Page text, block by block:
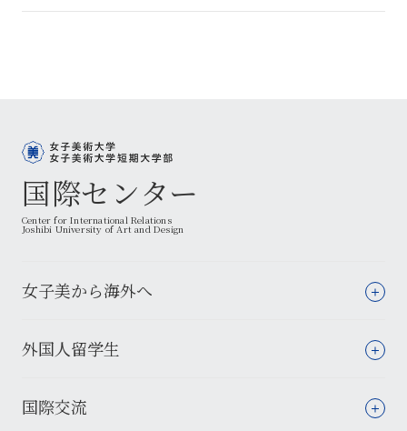
国際センター
Center for International Relations
Joshibi University of Art and Design
女子美から海外へ
外国人留学生
国際交流